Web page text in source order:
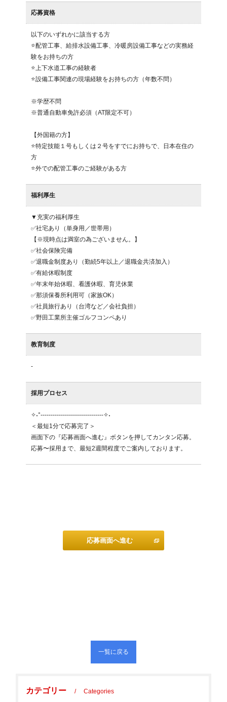
応募資格
以下のいずれかに該当する方
⭐配管工事、給排水設備工事、冷暖房設備工事などの実務経
験をお持ちの方
⭐上下水道工事の経験者
⭐設備工事関連の現場経験をお持ちの方（年数不問）
※学歴不問
※普通自動車免許必須（AT限定不可）
【外国籍の方】
⭐特定技能１号もしくは２号をすでにお持ちで、日本在住の
方
⭐外での配管工事のご経験がある方
福利厚生
▼充実の福利厚生
✅社宅あり（単身用／世帯用）
【※現時点は満室の為ございません。】
✅社会保険完備
✅退職金制度あり（勤続5年以上／退職金共済加入）
✅有給休暇制度
✅年末年始休暇、看護休暇、育児休業
✅那須保養所利用可（家族OK）
✅社員旅行あり（台湾など／会社負担）
教育制度
-
採用プロセス
✧˖°-------------------------------✧˖
＜最短1分で応募完了＞
画面下の『応募画面へ進む』ボタンを押してカンタン応募。
応募〜採用まで、最短2週間程度でご案内しております。
応募画面へ進む
一覧に戻る
カテゴリー Categories